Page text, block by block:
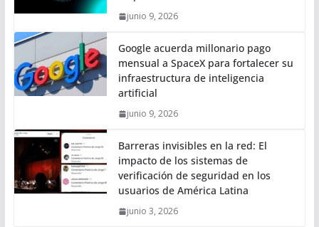
junio 9, 2026
Google acuerda millonario pago
mensual a SpaceX para fortalecer su
infraestructura de inteligencia
artificial
junio 9, 2026
Barreras invisibles en la red: El
impacto de los sistemas de
verificación de seguridad en los
usuarios de América Latina
junio 3, 2026